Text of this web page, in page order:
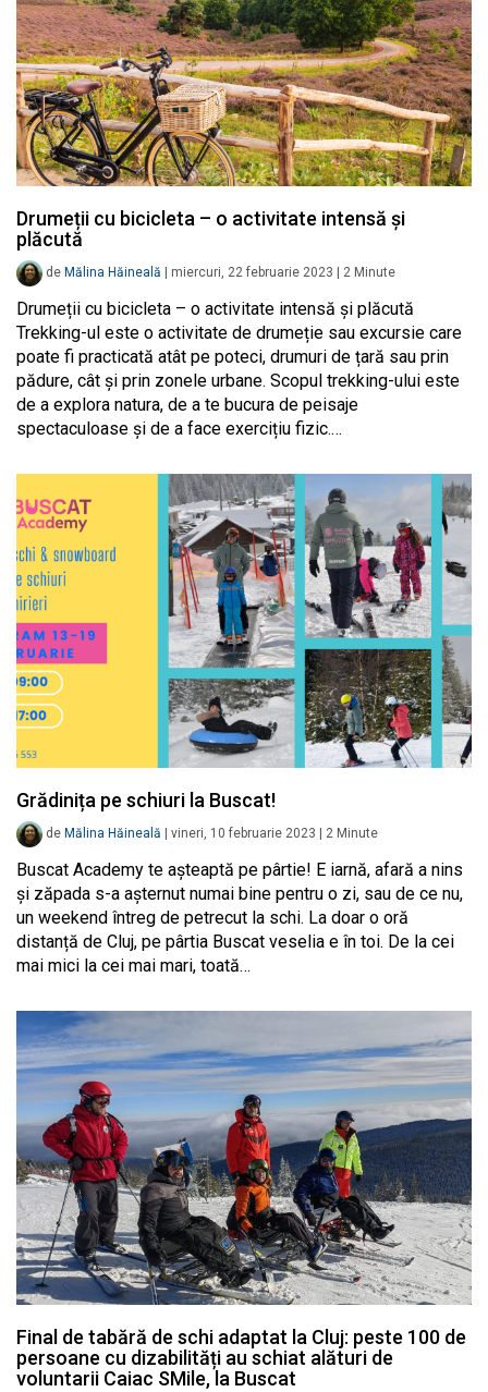
Drumeții cu bicicleta – o activitate intensă și
plăcută
de Mălina Hăineală miercuri, 22 februarie 2023 2 Minute
Drumeții cu bicicleta – o activitate intensă și plăcută
Trekking-ul este o activitate de drumeție sau excursie care
poate fi practicată atât pe poteci, drumuri de țară sau prin
pădure, cât și prin zonele urbane. Scopul trekking-ului este
de a explora natura, de a te bucura de peisaje
spectaculoase și de a face exercițiu fizic.…
Grădinița pe schiuri la Buscat!
de Mălina Hăineală vineri, 10 februarie 2023 2 Minute
Buscat Academy te așteaptă pe pârtie! E iarnă, afară a nins
și zăpada s-a așternut numai bine pentru o zi, sau de ce nu,
un weekend întreg de petrecut la schi. La doar o oră
distanță de Cluj, pe pârtia Buscat veselia e în toi. De la cei
mai mici la cei mai mari, toată…
Final de tabără de schi adaptat la Cluj: peste 100 de
persoane cu dizabilități au schiat alături de
voluntarii Caiac SMile, la Buscat